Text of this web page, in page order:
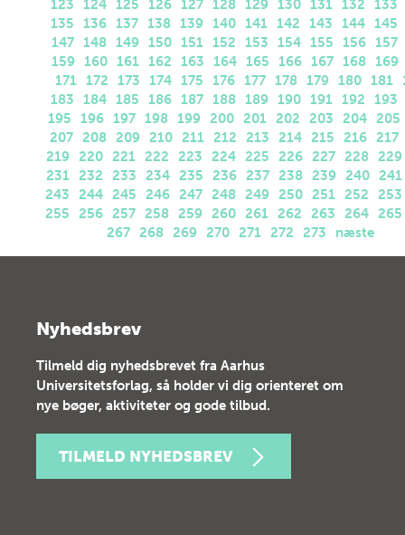
123
124 125 126 127 128 129 130 131 132
133
135
136 137 138 139 140 141 142 143 144 145
147 148 149 150 151 152 153 154 155 156 157
159 160 161 162 163 164 165 166 167 168 169
171 172 173 174 175 176 177 178 179 180 181
183
184 185 186 187 188 189 190 191 192
193
195
196 197 198 199 200 201 202 203 204 205
207 208 209 210 211 212 213 214 215 216 217
219 220 221 222 223 224 225 226 227 228 229
231 232 233 234 235 236 237 238 239 240 241
243
244 245 246 247 248 249 250 251 252
253
255
256 257 258 259 260 261 262 263 264 265
267 268 269 270 271 272 273 næste
Nyhedsbrev
Tilmeld dig nyhedsbrevet fra Aarhus
Universitetsforlag, så holder vi dig orienteret om
nye bøger, aktiviteter og gode tilbud.
TILMELD NYHEDSBREV